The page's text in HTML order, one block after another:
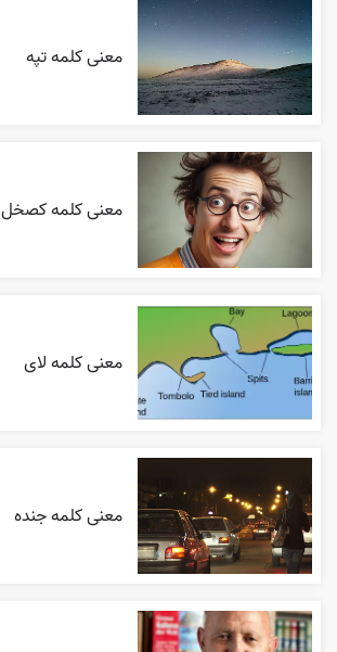
معنی کلمه تپه
معنی کلمه کصخل
معنی کلمه لای
معنی کلمه جنده